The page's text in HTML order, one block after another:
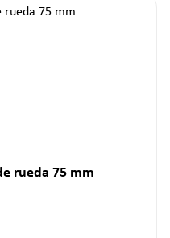
rueda 75 mm